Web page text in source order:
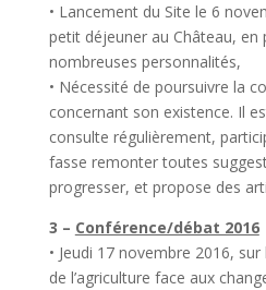
• Lancement du Site le 6
petit déjeuner au Château, en
nombreuses personnalités,
• Nécessité de poursuivre la
concernant son existence. Il
consulte régulièrement,
fasse remonter toutes
progresser, et propose des
3 – Conférence/débat 2016
• Jeudi 17 novembre 2016,
de l’agriculture face aux